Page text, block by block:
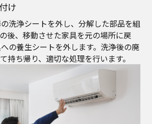
け
洗浄シートを外し、分解した部品を組
後、移動させた家具を元の場所に戻
の養生シートを外します。洗浄後の廃
持ち帰り、適切な処理を行います。